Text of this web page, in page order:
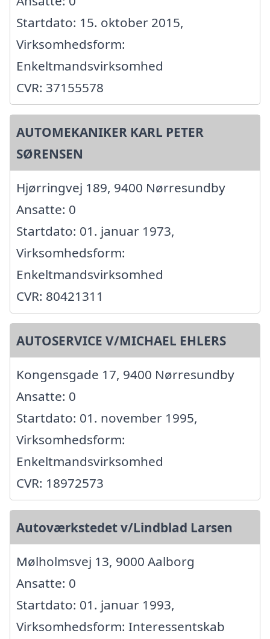
Startdato: 15. oktober 2015,
Virksomhedsform:
Enkeltmandsvirksomhed
CVR: 37155578
AUTOMEKANIKER KARL PETER
SØRENSEN
Hjørringvej 189, 9400 Nørresundby
Ansatte: 0
Startdato: 01. januar 1973,
Virksomhedsform:
Enkeltmandsvirksomhed
CVR: 80421311
AUTOSERVICE V/MICHAEL EHLERS
Kongensgade 17, 9400 Nørresundby
Ansatte: 0
Startdato: 01. november 1995,
Virksomhedsform:
Enkeltmandsvirksomhed
CVR: 18972573
Autoværkstedet v/Lindblad Larsen
Mølholmsvej 13, 9000 Aalborg
Ansatte: 0
Startdato: 01. januar 1993,
Virksomhedsform: Interessentskab